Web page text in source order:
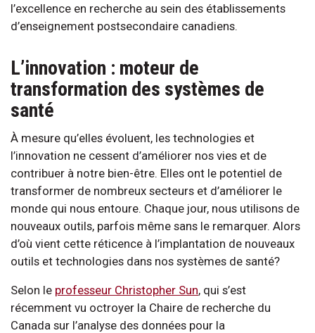
l’excellence en recherche au sein des établissements
d’enseignement postsecondaire canadiens.
L’innovation : moteur de
transformation des systèmes de
santé
À mesure qu’elles évoluent, les technologies et
l’innovation ne cessent d’améliorer nos vies et de
contribuer à notre bien-être. Elles ont le potentiel de
transformer de nombreux secteurs et d’améliorer le
monde qui nous entoure. Chaque jour, nous utilisons de
nouveaux outils, parfois même sans le remarquer. Alors
d’où vient cette réticence à l’implantation de nouveaux
outils et technologies dans nos systèmes de santé?
Selon le professeur Christopher Sun, qui s’est
récemment vu octroyer la Chaire de recherche du
Canada sur l’analyse des données pour la